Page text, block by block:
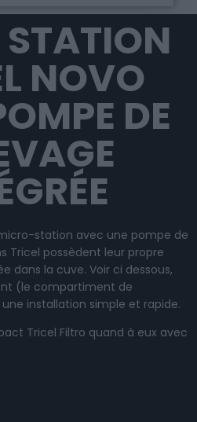
NOVO
DE
station avec une pompe de
Tricel possèdent leur propre
dans la cuve. Voir ci dessous,
(le compartiment de
installation simple et rapide.
Tricel Filtro quand à eux avec